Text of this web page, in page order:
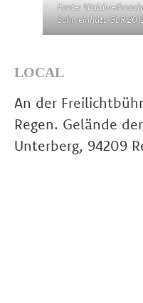
Fonte:
Schweinhütt GbR
LOCAL
An der
Regen. Gelände
Unterberg, 94209